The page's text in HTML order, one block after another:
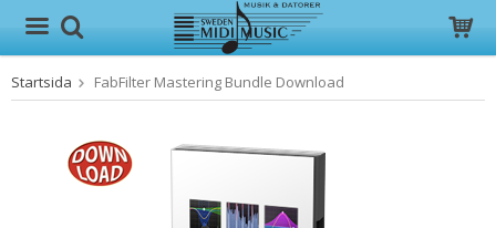
Produkten har blivit tillagd i varukorgen
Startsida FabFilter Mastering Bundle Download